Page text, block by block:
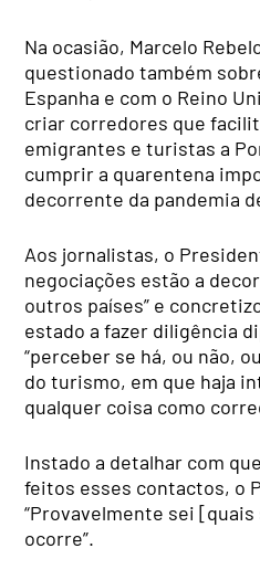
Na ocasião, Marcelo
questionado também
Espanha e com o Reino
criar corredores que
emigrantes e turistas a
cumprir a quarentena
decorrente da pandemia
Aos jornalistas, o
negociações estão a
outros países” e
estado a fazer diligência
“perceber se há, ou não,
do turismo, em que haja
qualquer coisa como
Instado a detalhar com
feitos esses contactos, o
“Provavelmente sei
ocorre”.